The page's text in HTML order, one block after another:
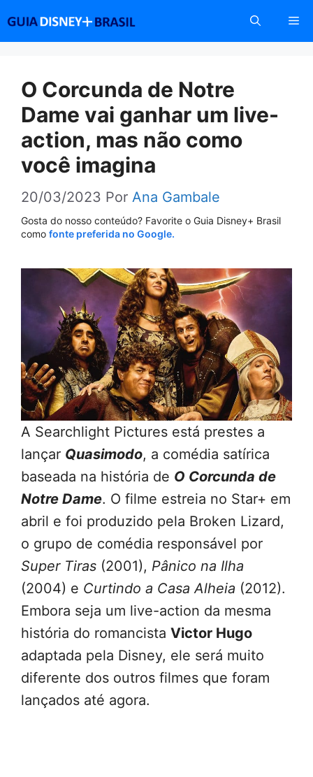
conteúdo
O Corcunda de Notre
Dame vai ganhar um live-
action, mas não como
você imagina
20/03/2023 Por Ana Gambale
Gosta do nosso conteúdo? Favorite o Guia Disney+ Brasil
como fonte preferida no Google.
A Searchlight Pictures está prestes a
lançar Quasimodo, a comédia satírica
baseada na história de O Corcunda de
Notre Dame. O filme estreia no Star+ em
abril e foi produzido pela Broken Lizard,
o grupo de comédia responsável por
Super Tiras (2001), Pânico na Ilha
(2004) e Curtindo a Casa Alheia (2012).
Embora seja um live-action da mesma
história do romancista Victor Hugo
adaptada pela Disney, ele será muito
diferente dos outros filmes que foram
lançados até agora.